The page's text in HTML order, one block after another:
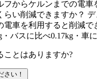
フからケルンまでの電車
らい削減できますか？
電車を利用すると削減で
バスに比べ0.17kg・車
ことはありますか?
さい！